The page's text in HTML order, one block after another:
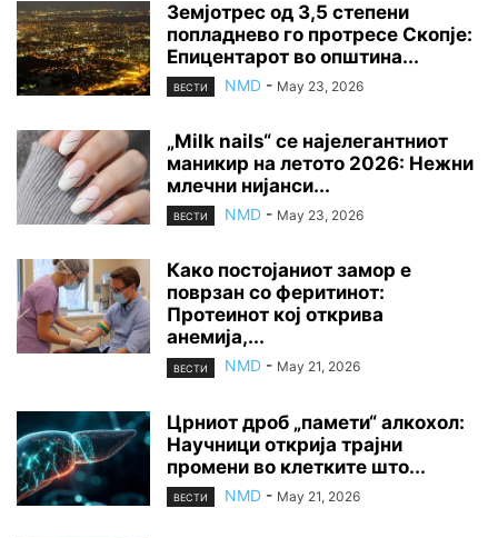
Земјотрес од 3,5 степени
попладнево го протресе Скопје:
Епицентарот во општина...
ВЕСТИ NMD - May 23, 2026
„Milk nails“ се најелегантниот
маникир на летото 2026: Нежни
млечни нијанси...
ВЕСТИ NMD - May 23, 2026
Како постојаниот замор е
поврзан со феритинот:
Протеинот кој открива
анемија,...
ВЕСТИ NMD - May 21, 2026
Црниот дроб „памети“ алкохол:
Научници открија трајни
промени во клетките што...
ВЕСТИ NMD - May 21, 2026